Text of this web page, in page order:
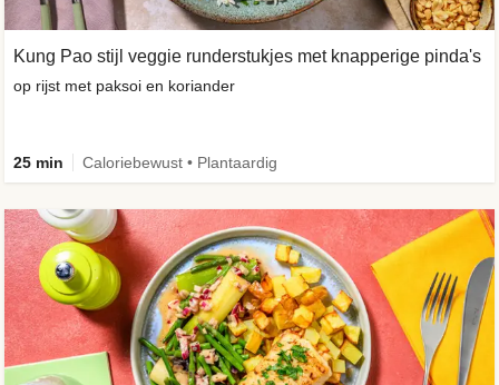
Kung Pao stijl veggie runderstukjes met knapperige pinda's
op rijst met paksoi en koriander
25 min Caloriebewust • Plantaardig